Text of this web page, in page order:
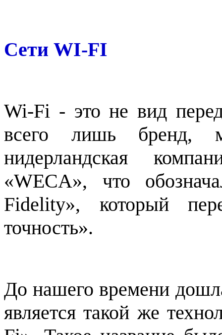
Сети WI-FI
Wi-Fi - это не вид
всего лишь бренд,
нидерландская
«WECA», что
Fidelity», который
точность».
До нашего времени
является такой же